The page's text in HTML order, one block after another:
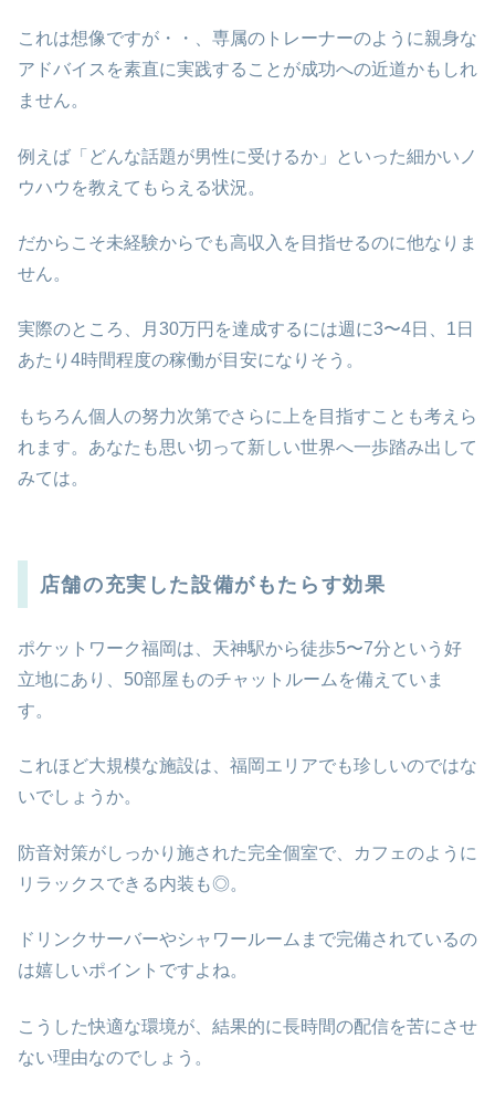
これは想像ですが・・、専属のトレーナーのように親身な
アドバイスを素直に実践することが成功への近道かもしれ
ません。
例えば「どんな話題が男性に受けるか」といった細かいノ
ウハウを教えてもらえる状況。
だからこそ未経験からでも高収入を目指せるのに他なりま
せん。
実際のところ、月30万円を達成するには週に3〜4日、1日
あたり4時間程度の稼働が目安になりそう。
もちろん個人の努力次第でさらに上を目指すことも考えら
れます。あなたも思い切って新しい世界へ一歩踏み出して
みては。
店舗の充実した設備がもたらす効果
ポケットワーク福岡は、天神駅から徒歩5〜7分という好
立地にあり、50部屋ものチャットルームを備えていま
す。
これほど大規模な施設は、福岡エリアでも珍しいのではな
いでしょうか。
防音対策がしっかり施された完全個室で、カフェのように
リラックスできる内装も◎。
ドリンクサーバーやシャワールームまで完備されているの
は嬉しいポイントですよね。
こうした快適な環境が、結果的に長時間の配信を苦にさせ
ない理由なのでしょう。